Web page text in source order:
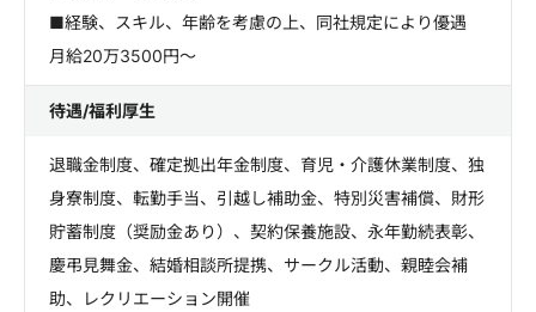
■経験、スキル、年齢を考慮の上、同社規定により優遇
月給20万3500円～
待遇/福利厚生
退職金制度、確定拠出年金制度、育児・介護休業制度、独
身寮制度、転勤手当、引越し補助金、特別災害補償、財形
貯蓄制度（奨励金あり）、契約保養施設、永年勤続表彰、
慶弔見舞金、結婚相談所提携、サークル活動、親睦会補
助、レクリエーション開催